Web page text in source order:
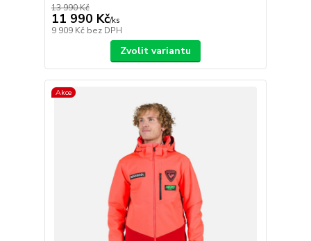
13 990 Kč
11 990 Kč/ks
9 909 Kč bez DPH
Zvolit variantu
Akce